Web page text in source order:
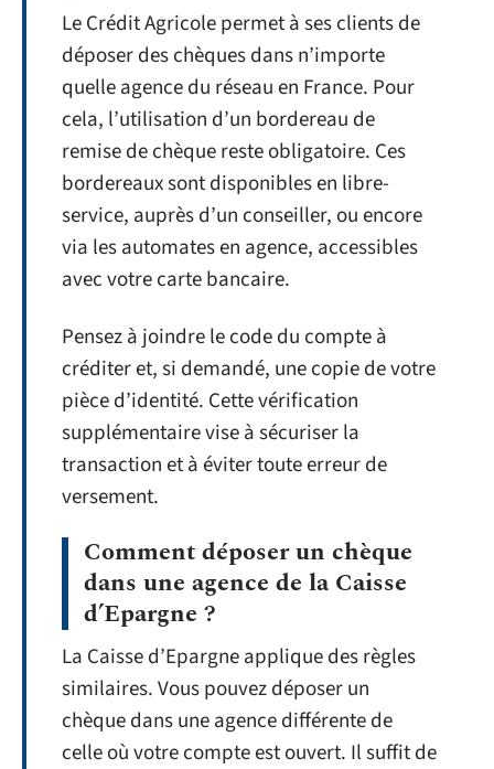
Le Crédit Agricole permet à ses clients de
déposer des chèques dans n’importe
quelle agence du réseau en France. Pour
cela, l’utilisation d’un bordereau de
remise de chèque reste obligatoire. Ces
bordereaux sont disponibles en libre-
service, auprès d’un conseiller, ou encore
via les automates en agence, accessibles
avec votre carte bancaire.
Pensez à joindre le code du compte à
créditer et, si demandé, une copie de votre
pièce d’identité. Cette vérification
supplémentaire vise à sécuriser la
transaction et à éviter toute erreur de
versement.
Comment déposer un chèque
dans une agence de la Caisse
d’Epargne ?
La Caisse d’Epargne applique des règles
similaires. Vous pouvez déposer un
chèque dans une agence différente de
celle où votre compte est ouvert. Il suffit de